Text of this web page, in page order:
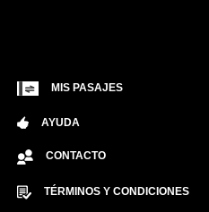
MIS PASAJES
AYUDA
CONTACTO
TÉRMINOS Y CONDICIONES